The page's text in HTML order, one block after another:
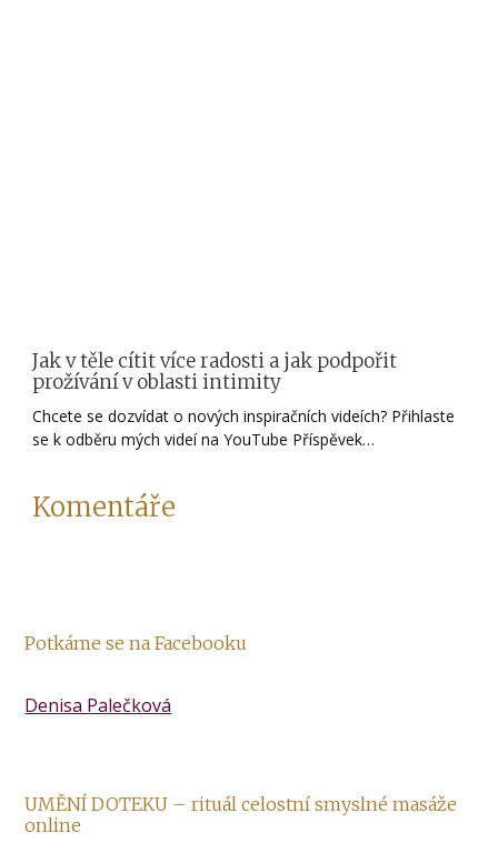
Jak v těle cítit více radosti a jak podpořit
prožívání v oblasti intimity
Chcete se dozvídat o nových inspiračních videích? Přihlaste
se k odběru mých videí na YouTube Příspěvek…
Komentáře
Potkáme se na Facebooku
Denisa Palečková
UMĚNÍ DOTEKU – rituál celostní smyslné masáže
online